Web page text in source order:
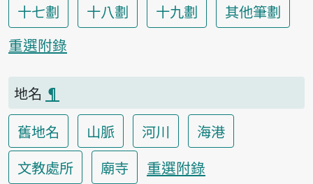
十七劃
十八劃 十九劃
其他筆劃
重選附錄
地名 ¶
舊地名
山脈 河川
海港
文教處所
廟寺 重選附錄